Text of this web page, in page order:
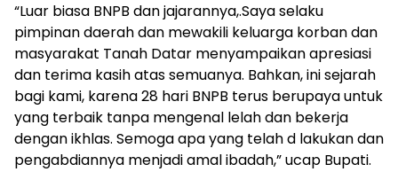
“Luar biasa BNPB dan jajarannya,.Saya selaku
pimpinan daerah dan mewakili keluarga korban dan
masyarakat Tanah Datar menyampaikan apresiasi
dan terima kasih atas semuanya. Bahkan, ini sejarah
bagi kami, karena 28 hari BNPB terus berupaya untuk
yang terbaik tanpa mengenal lelah dan bekerja
dengan ikhlas. Semoga apa yang telah d lakukan dan
pengabdiannya menjadi amal ibadah,” ucap Bupati.